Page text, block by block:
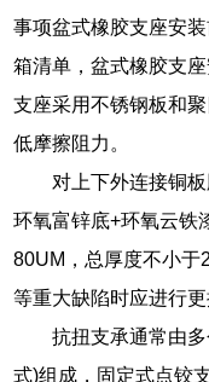
事项盆式橡胶支座安
箱清单，盆式橡胶支
支座采用不锈钢板和
低摩擦阻力。
对上下外连接铜
环氧富锌底+环氧云铁
80UM，总厚度不小于
等重大缺陷时应进行更
抗扭支承通常由
式)组成，固定式点铰